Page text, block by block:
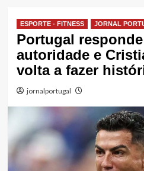
ESPORTE - FITNESS JORNAL
Portugal
autoridade e
volta a fazer
jornalportugal